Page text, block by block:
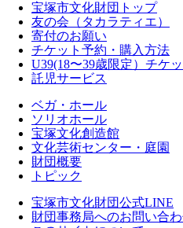
宝塚市文化財団トップ
友の会（タカラティエ）
寄付のお願い
チケット予約・購入方法
U39(18〜39歳限定）チケッ
託児サービス
ベガ・ホール
ソリオホール
宝塚文化創造館
文化芸術センター・庭園
財団概要
トピック
宝塚市文化財団公式LINE
財団事務局へのお問い合